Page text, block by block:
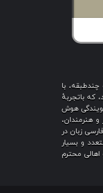
با
که باتجربهٔ
گویندگی هوش
هنرمندان،
زبان در
و بسیار
اهالی محترم